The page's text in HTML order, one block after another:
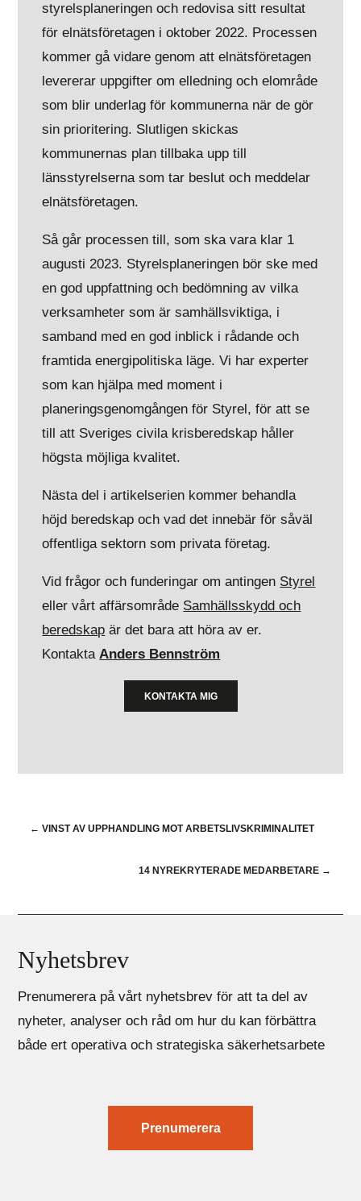
styrelsplaneringen och redovisa sitt resultat
för elnätsföretagen i oktober 2022. Processen
kommer gå vidare genom att elnätsföretagen
levererar uppgifter om elledning och elområde
som blir underlag för kommunerna när de gör
sin prioritering. Slutligen skickas
kommunernas plan tillbaka upp till
länsstyrelserna som tar beslut och meddelar
elnätsföretagen.
Så går processen till, som ska vara klar 1
augusti 2023. Styrelsplaneringen bör ske med
en god uppfattning och bedömning av vilka
verksamheter som är samhällsviktiga, i
samband med en god inblick i rådande och
framtida energipolitiska läge. Vi har experter
som kan hjälpa med moment i
planeringsgenomgången för Styrel, för att se
till att Sveriges civila krisberedskap håller
högsta möjliga kvalitet.
Nästa del i artikelserien kommer behandla
höjd beredskap och vad det innebär för såväl
offentliga sektorn som privata företag.
Vid frågor och funderingar om antingen Styrel
eller vårt affärsområde Samhällsskydd och
beredskap är det bara att höra av er.
KontaktaAnders Bennström
KONTAKTA MIG
←VINST AV UPPHANDLING MOT ARBETSLIVSKRIMINALITET
14 NYREKRYTERADE MEDARBETARE→
Nyhetsbrev
Prenumerera på vårt nyhetsbrev för att ta del av
nyheter, analyser och råd om hur du kan förbättra
både ert operativa och strategiska säkerhetsarbete
Prenumerera